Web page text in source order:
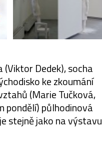
Dedek), socha
ke zkoumání
(Marie Tučková,
pondělí) půlhodinová
stejně jako na výstavu